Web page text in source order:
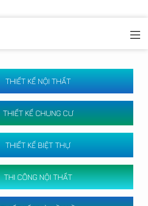
THIẾT KẾ NỘI THẤT
THIẾT KẾ CHUNG CƯ
THIẾT KẾ BIỆT THỰ
THI CÔNG NỘI THẤT